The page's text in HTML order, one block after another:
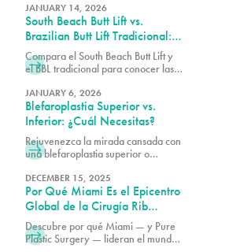
con nuestro aumento de senos en
Miami, FL.
JANUARY 14, 2026
South Beach Butt Lift vs.
Brazilian Butt Lift Tradicional:
¿En Qué Se Diferencian los
Resultados?
Compara el South Beach Butt Lift y
el BBL tradicional para conocer las
procedimiento en cuanto a la
técnica, la recuperación, el
aumento de volumen y los
resultados generales.
JANUARY 6, 2026
Blefaroplastia Superior vs.
Inferior: ¿Cuál Necesitas?
Rejuvenezca la mirada cansada con
una blefaroplastia superior o
qué trata cada procedimiento y cuál
es la mejor opción para sus
objetivos.
DECEMBER 15, 2025
Por Qué Miami Es el Epicentro
Global de la Cirugía Rib
Remodel
Descubre por qué Miami — y Pure
Plastic Surgery — lideran el mundo